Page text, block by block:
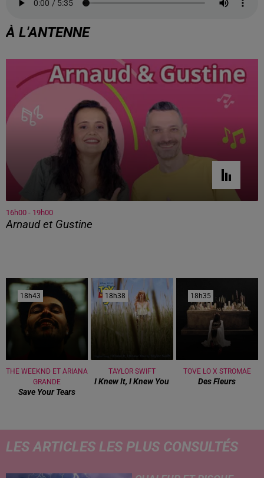
À L'ANTENNE
16h00 - 19h00
Arnaud et Gustine
18h43
18h43
THE WEEKND ET ARIANA
GRANDE
Save Your Tears
18h38
18h38
TAYLOR SWIFT
I Knew It, I Knew You
18h35
18h35
TOVE LO X STROMAE
Des Fleurs
LES ARTICLES LES PLUS CONSULTÉS